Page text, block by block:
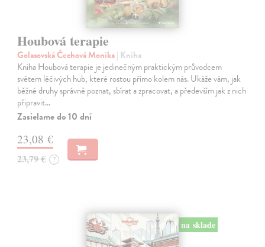
Houbová terapie
Golasovská Čechová Monika| Kniha
Kniha Houbová terapie je jedinečným praktickým průvodcem
světem léčivých hub, které rostou přímo kolem nás. Ukáže vám, jak
běžné druhy správně poznat, sbírat a zpracovat, a především jak z nich
připravit…
Zasielame do 10 dní
23,08 €
23,79 € ?
na sklade